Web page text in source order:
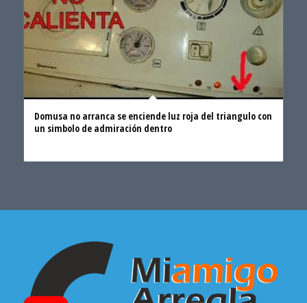
Domusa no arranca se enciende luz roja del triangulo con
un simbolo de admiración dentro